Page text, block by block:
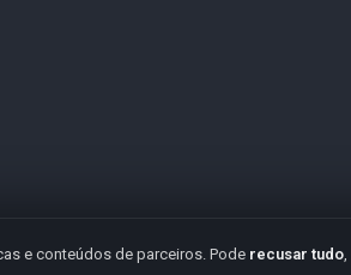
e conteúdos de parceiros. Pode recusar tudo,